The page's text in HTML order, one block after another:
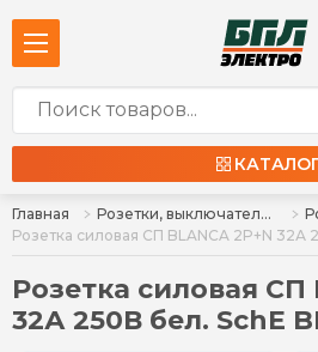
Главная Розетки, выключатели, установочные коробки
Розетка силовая СП
32А 250В бел. SchE